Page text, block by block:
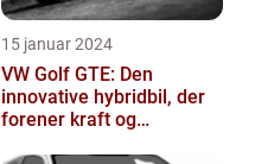
15 januar 2024
VW Golf GTE: Den
innovative hybridbil, der
forener kraft og